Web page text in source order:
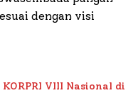
dengan visi
VIII Nasional di